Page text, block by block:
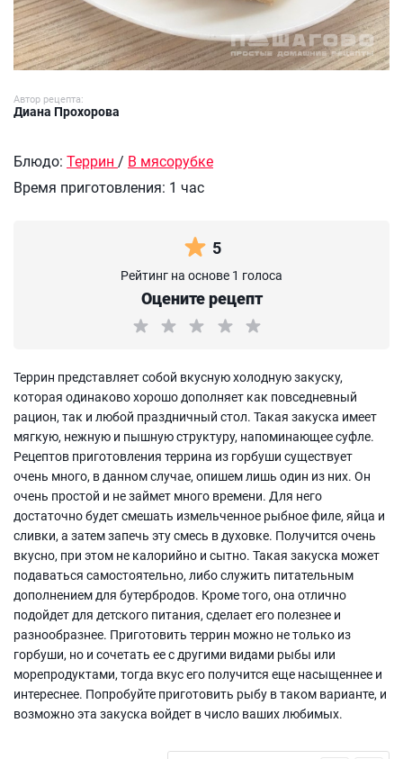
Автор рецепта:
Диана Прохорова
Блюдо: Террин / В мясорубке
Время приготовления: 1 час
5
Рейтинг на основе 1 голоса
Оцените рецепт
Террин представляет собой вкусную холодную закуску,
которая одинаково хорошо дополняет как повседневный
рацион, так и любой праздничный стол. Такая закуска имеет
мягкую, нежную и пышную структуру, напоминающее суфле.
Рецептов приготовления террина из горбуши существует
очень много, в данном случае, опишем лишь один из них. Он
очень простой и не займет много времени. Для него
достаточно будет смешать измельченное рыбное филе, яйца и
сливки, а затем запечь эту смесь в духовке. Получится очень
вкусно, при этом не калорийно и сытно. Такая закуска может
подаваться самостоятельно, либо служить питательным
дополнением для бутербродов. Кроме того, она отлично
подойдет для детского питания, сделает его полезнее и
разнообразнее. Приготовить террин можно не только из
горбуши, но и сочетать ее с другими видами рыбы или
морепродуктами, тогда вкус его получится еще насыщеннее и
интереснее. Попробуйте приготовить рыбу в таком варианте, и
возможно эта закуска войдет в число ваших любимых.